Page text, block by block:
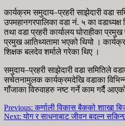
कार्यक्रम समुदाय–प्रहरी साझेदारी वडा
उपमहानगरपालिका वडा नं. ५ का वडाध्यक्ष
तथा वडा प्रहरी कार्यालय घोराहीका प्रमुख
प्रमुख आतिथ्यतामा भएको थियो ।
शिक्षक बलदेव शर्माले गरेका थिए ।
समुदाय–प्रहरी साझेदारी वडा समितिले
सचेतनामुलक कार्यक्रमदेखि वडाका
गाँजाका विरुवाहरु नष्ट गर्ने काम गर्दै
Previous: कर्णाली विकास बैकको शााखा
Next: योग र साधनाबाट जीवन बदल्न